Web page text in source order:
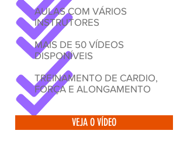
AULAS COM VÁRIOS
INSTRUTORES
MAIS DE 50 VÍDEOS
DISPONÍVEIS
TREINAMENTO DE CARDIO,
FORÇA E ALONGAMENTO
VEJA O VÍDEO